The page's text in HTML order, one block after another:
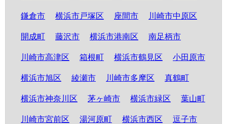
鎌倉市 横浜市戸塚区 座間市 川崎市中原区
開成町 藤沢市 横浜市港南区 南足柄市
川崎市高津区 箱根町 横浜市鶴見区 小田原市
横浜市旭区 綾瀬市 川崎市多摩区 真鶴町
横浜市神奈川区 茅ヶ崎市 横浜市緑区 葉山町
川崎市宮前区 湯河原町 横浜市西区 逗子市